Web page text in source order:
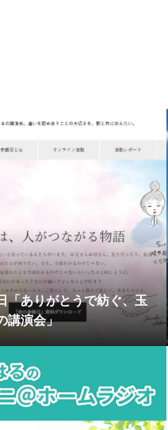
「ありがとうで紡ぐ、玉
講演会」